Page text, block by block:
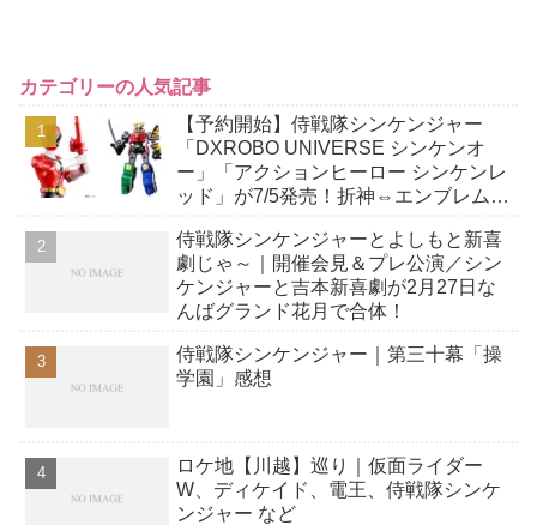
カテゴリーの人気記事
【予約開始】侍戦隊シンケンジャー
「DXROBO UNIVERSE シンケンオ
ー」「アクションヒーロー シンケンレ
ッド」が7/5発売！折神⇔エンブレムモ
ケンマル付属！
侍戦隊シンケンジャーとよしもと新喜
劇じゃ～｜開催会見＆プレ公演／シン
ケンジャーと吉本新喜劇が2月27日な
んばグランド花月で合体！
侍戦隊シンケンジャー｜第三十幕「操
学園」感想
ロケ地【川越】巡り｜仮面ライダー
W、ディケイド、電王、侍戦隊シンケ
ンジャー など